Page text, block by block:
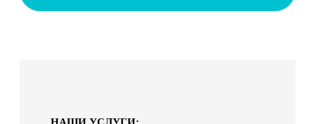
НАШИ УСЛУГИ: